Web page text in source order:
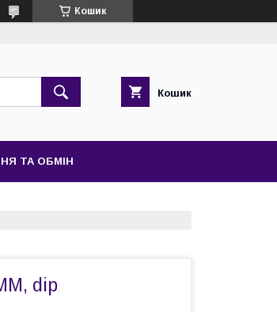
Кошик
Кошик
ТА ОБМІН
dip